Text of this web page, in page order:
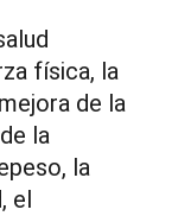
física, la
de la
la
la
el